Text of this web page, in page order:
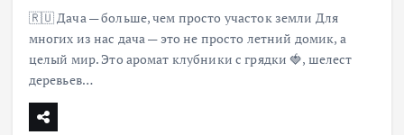
🇷🇺 Дача — больше, чем просто участок земли Для
многих из нас дача — это не просто летний домик, а
целый мир. Это аромат клубники с грядки 🍓, шелест
деревьев…